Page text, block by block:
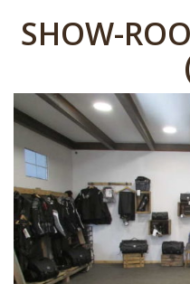
SHOW-